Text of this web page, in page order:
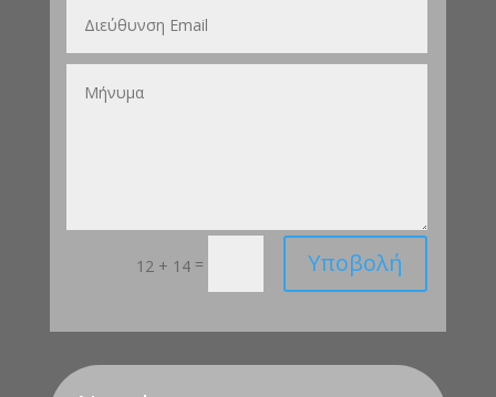
12 + 14 = Υποβολή